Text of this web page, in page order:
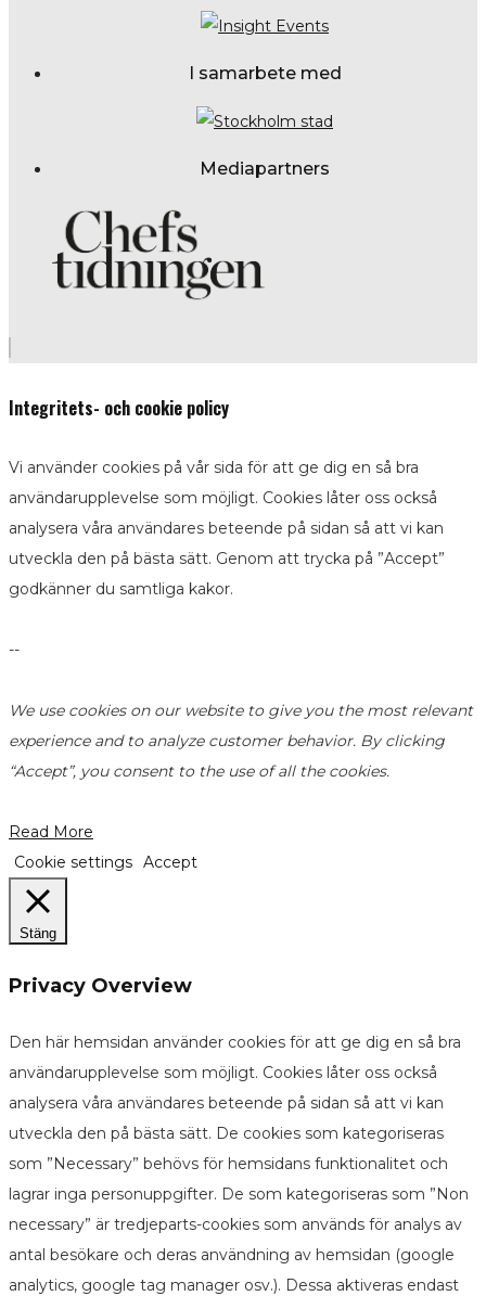
I samarbete med
Mediapartners
Integritets- och cookie policy
Vi använder cookies på vår sida för att ge dig en så bra
användarupplevelse som möjligt. Cookies låter oss också
analysera våra användares beteende på sidan så att vi kan
utveckla den på bästa sätt. Genom att trycka på ”Accept”
godkänner du samtliga kakor.
--
We use cookies on our website to give you the most relevant
experience and to analyze customer behavior. By clicking
“Accept”, you consent to the use of all the cookies.
Read More
Cookie settings Accept
Stäng
Privacy Overview
Den här hemsidan använder cookies för att ge dig en så bra
användarupplevelse som möjligt. Cookies låter oss också
analysera våra användares beteende på sidan så att vi kan
utveckla den på bästa sätt. De cookies som kategoriseras
som ”Necessary” behövs för hemsidans funktionalitet och
lagrar inga personuppgifter. De som kategoriseras som ”Non
necessary” är tredjeparts-cookies som används för analys av
antal besökare och deras användning av hemsidan (google
analytics, google tag manager osv.). Dessa aktiveras endast